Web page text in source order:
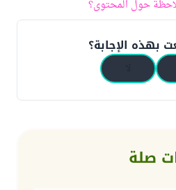
حول المحتوى؟
بهذه الإجابة؟
صلة